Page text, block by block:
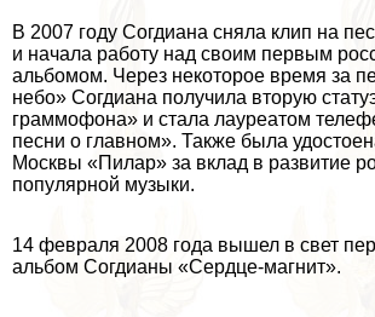
В 2007 году Согдиана сняла клип на
и начала работу над своим первым
альбомом. Через некоторое время за
небо» Согдиана получила вторую
граммофона» и стала лауреатом
песни о главном». Также была
Москвы «Пилар» за вклад в развитие
популярной музыки.
14 февраля 2008 года вышел в свет
альбом Согдианы «Сердце-магнит».